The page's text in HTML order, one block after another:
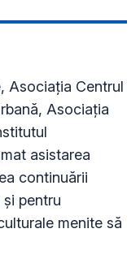
Asociația Centrul
Asociația
asistarea
continuării
pentru
menite să